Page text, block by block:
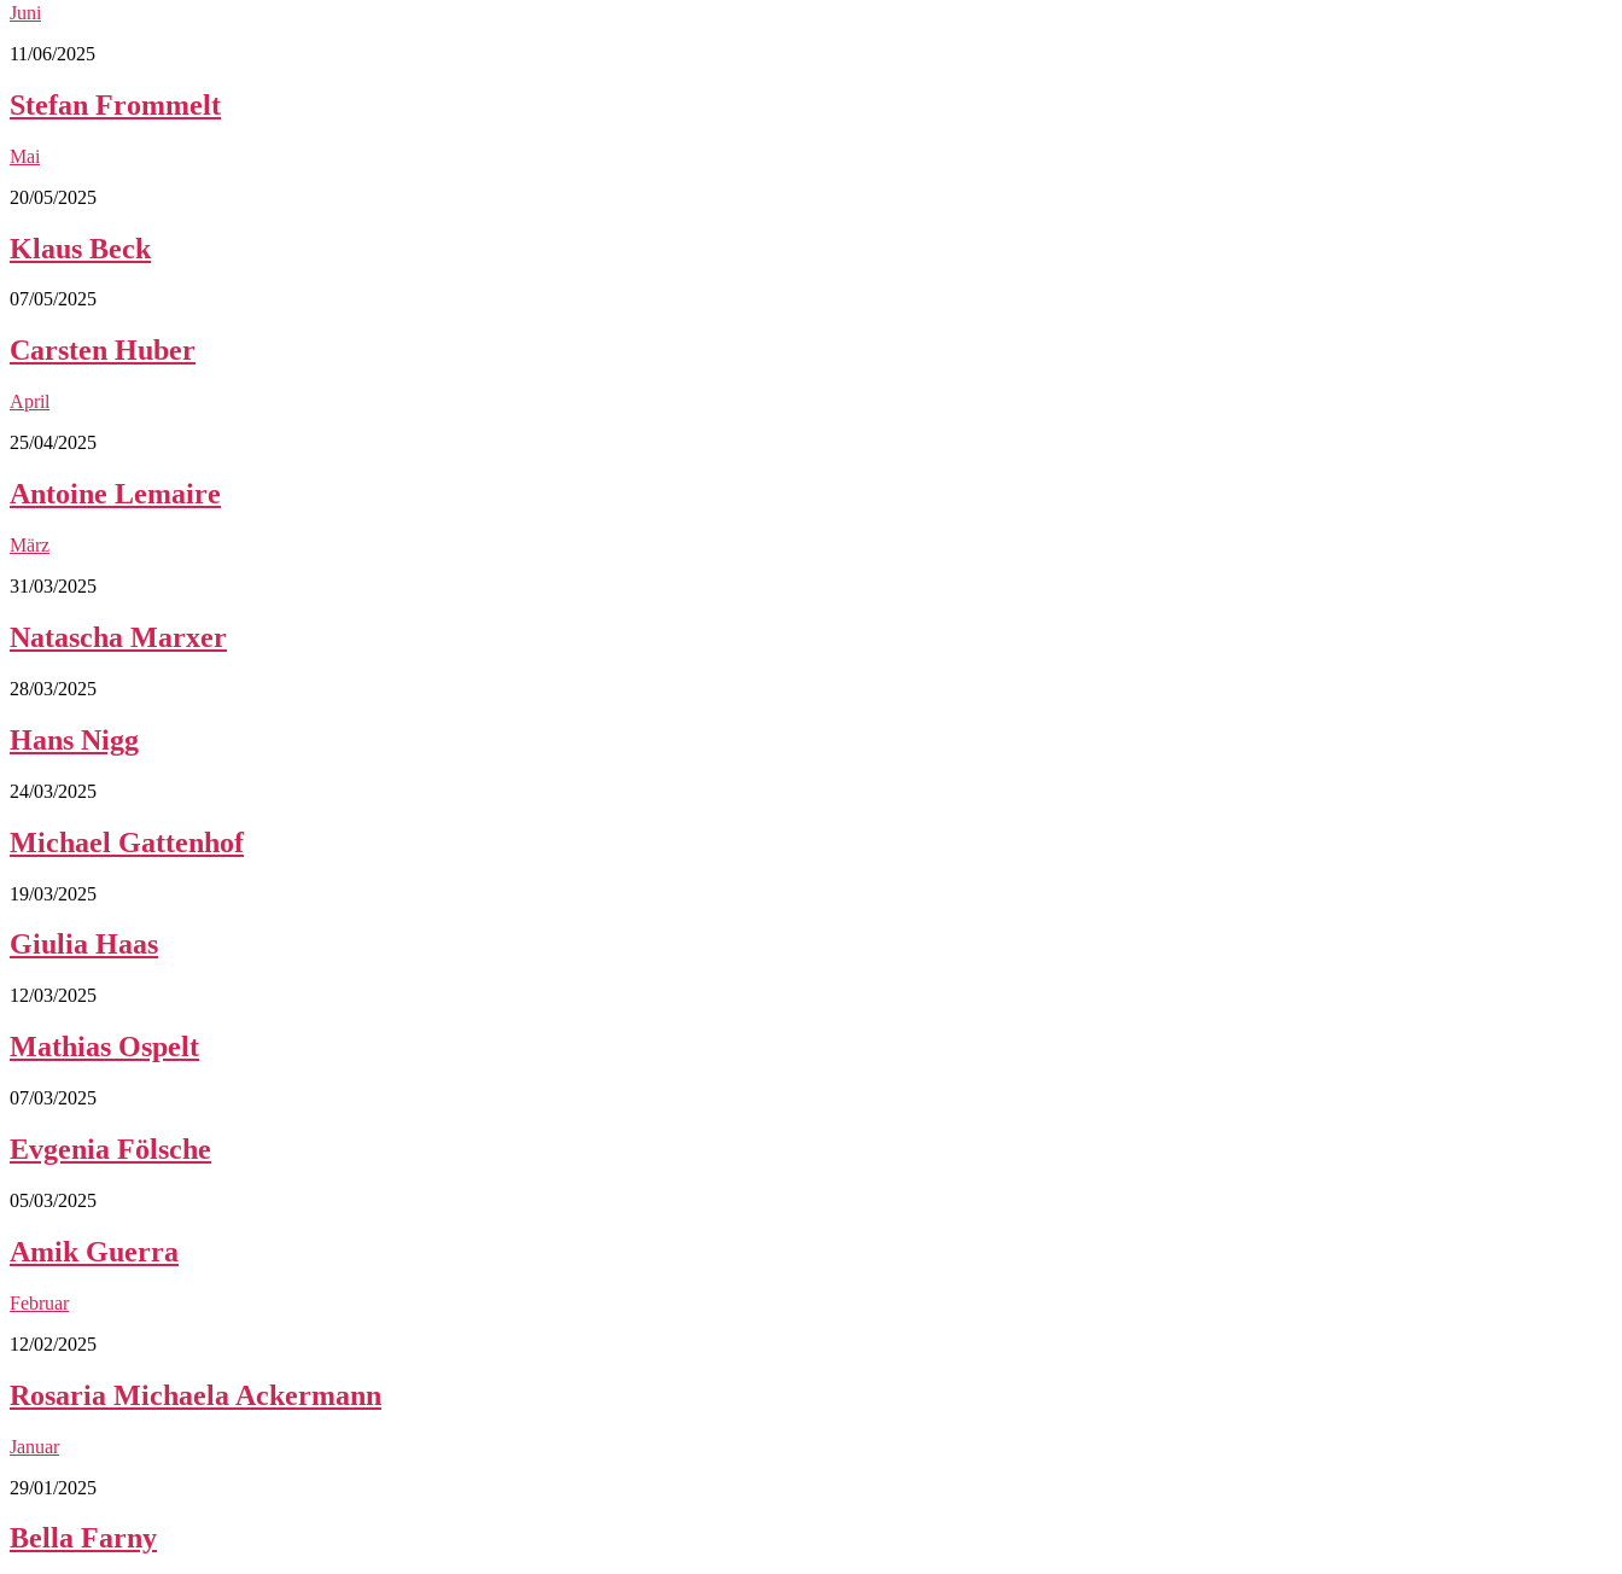
Juni
11/06/2025
Stefan Frommelt
Mai
20/05/2025
Klaus Beck
07/05/2025
Carsten Huber
April
25/04/2025
Antoine Lemaire
März
31/03/2025
Natascha Marxer
28/03/2025
Hans Nigg
24/03/2025
Michael Gattenhof
19/03/2025
Giulia Haas
12/03/2025
Mathias Ospelt
07/03/2025
Evgenia Fölsche
05/03/2025
Amik Guerra
Februar
12/02/2025
Rosaria Michaela Ackermann
Januar
29/01/2025
Bella Farny